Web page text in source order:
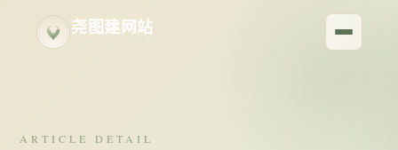
尧图建网站
ARTICLE DETAIL